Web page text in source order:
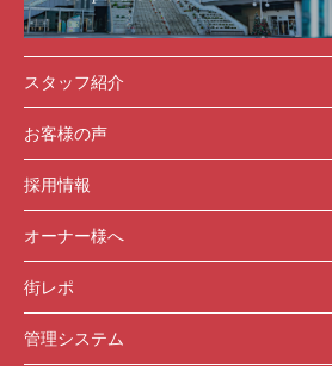
スタッフ紹介
お客様の声
採用情報
オーナー様へ
街レポ
管理システム